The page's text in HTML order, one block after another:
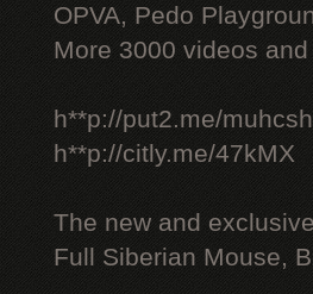
OPVA, Pedo
More 3000 videos
h**p://put2.me/muhcsh
h**p://citly.me/47kMX
The new and
Full Siberian Mouse,